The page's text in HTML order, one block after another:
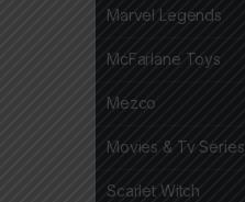
Marvel Legends
McFarlane Toys
Mezco
Movies & Tv Series
Scarlet Witch